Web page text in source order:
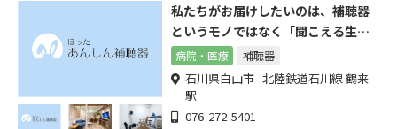
私たちがお届けしたいのは、補聴器
というモノではなく「聞こえる生
活」です
病院・医療 補聴器
石川県白山市 北陸鉄道石川線 鶴来
駅
076-272-5401